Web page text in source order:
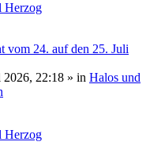
Herzog
vom 24. auf den 25. Juli
2026, 22:18 » in Halos und
Herzog